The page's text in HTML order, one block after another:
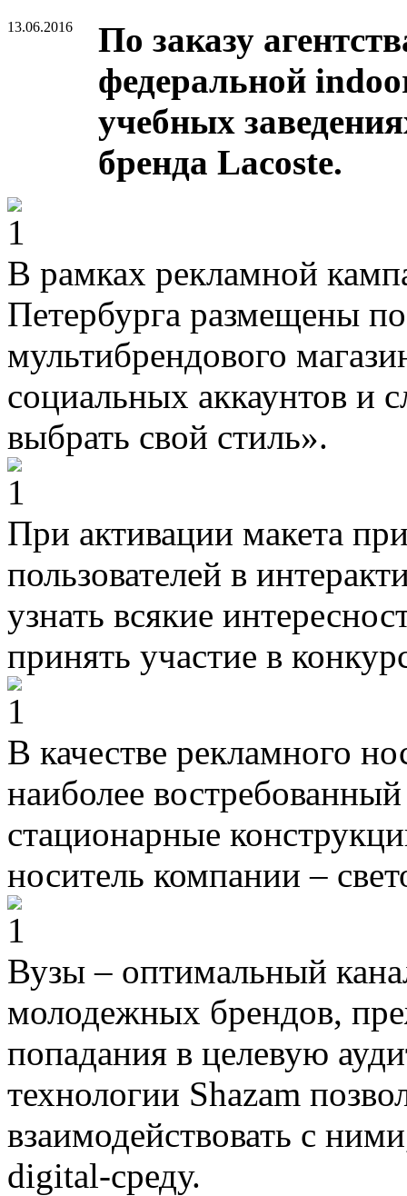
13.06.2016
По заказу
федеральной
учебных
бренда Lacoste.
В рамках рекламной
Петербурга размещены
мультибрендового
социальных аккаунтов и
выбрать свой стиль».
При активации макета
пользователей в
узнать всякие
принять участие в
В качестве рекламного
наиболее
стационарные
носитель компании –
Вузы – оптимальный
молодежных брендов,
попадания в целевую
технологии Shazam
взаимодействовать с
digital-среду.